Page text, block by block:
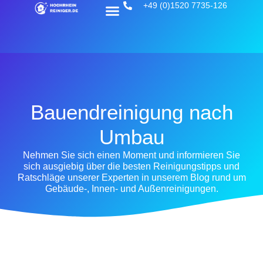
+49 (0)1520 7735-126
Bauendreinigung nach
Umbau
Nehmen Sie sich einen Moment und informieren Sie
sich ausgiebig über die besten Reinigungstipps und
Ratschläge unserer Experten in unserem Blog rund um
Gebäude-, Innen- und Außenreinigungen.